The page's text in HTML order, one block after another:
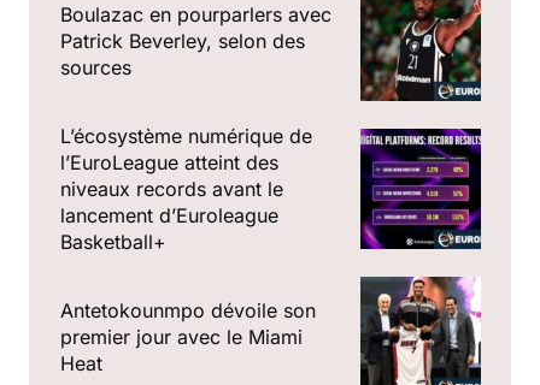
Boulazac en pourparlers avec
Patrick Beverley, selon des
sources
L’écosystème numérique de
l’EuroLeague atteint des
niveaux records avant le
lancement d’Euroleague
Basketball+
Antetokounmpo dévoile son
premier jour avec le Miami
Heat